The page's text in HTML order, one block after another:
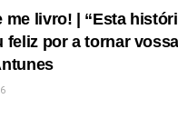
me livro! | “Esta
feliz por a tornar